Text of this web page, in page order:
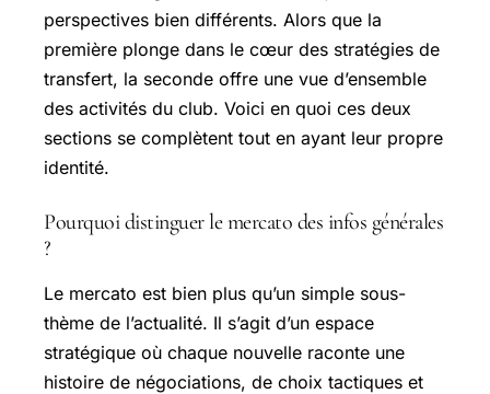
perspectives bien différents. Alors que la
première plonge dans le cœur des stratégies de
transfert, la seconde offre une vue d’ensemble
des activités du club. Voici en quoi ces deux
sections se complètent tout en ayant leur propre
identité.
Pourquoi distinguer le mercato des infos générales
?
Le mercato est bien plus qu’un simple sous-
thème de l’actualité. Il s’agit d’un espace
stratégique où chaque nouvelle raconte une
histoire de négociations, de choix tactiques et